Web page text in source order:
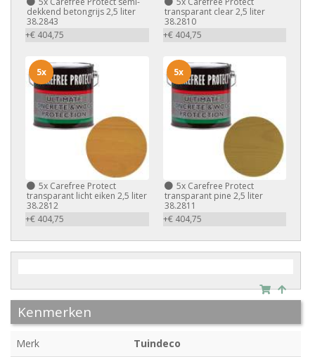
dekkend betongrijs 2,5 liter
38.2843
+€ 404,75
transparant clear 2,5 liter
38.2810
+€ 404,75
5x Carefree Protect
transparant licht eiken 2,5 liter
38.2812
+€ 404,75
5x
5xCarefree Protect
transparant pine 2,5 liter
38.2811
+€ 404,75
5x
Kenmerken
Merk
Tuindeco